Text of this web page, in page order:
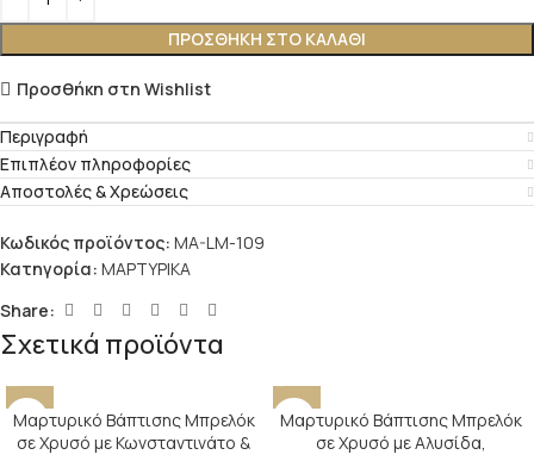
ΠΡΟΣΘΉΚΗ ΣΤΟ ΚΑΛΆΘΙ
Προσθήκη στη Wishlist
Περιγραφή
Επιπλέον πληροφορίες
Αποστολές & Χρεώσεις
Κωδικός προϊόντος: MA-LM-109
Κατηγορία: ΜΑΡΤΥΡΙΚΑ
Share:
Σχετικά προϊόντα
Μαρτυρικό Βάπτισης Μπρελόκ
σε Χρυσό με Κωνσταντινάτο &
Μαρτυρικό Βάπτισης Μπρελόκ
σε Χρυσό με Αλυσίδα,